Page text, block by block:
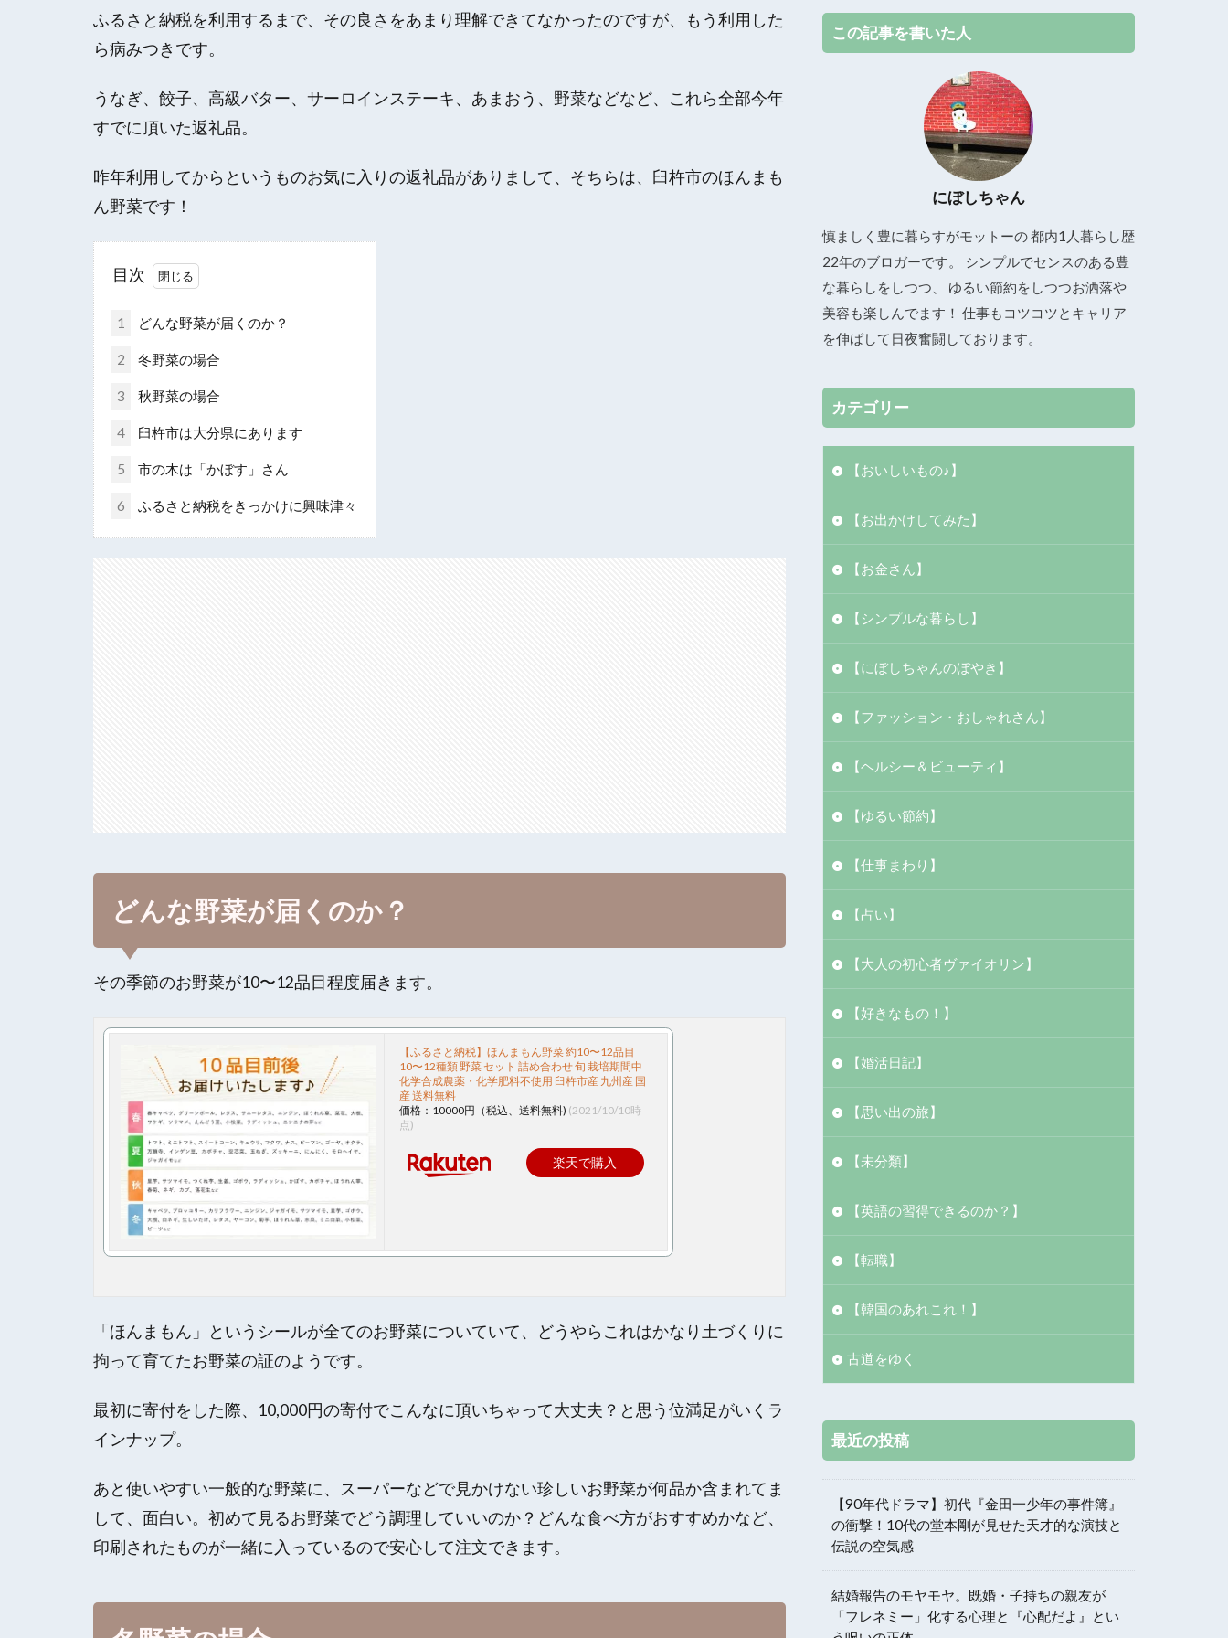
ふるさと納税を利用するまで、その良さをあまり理解できてなかったのですが、もう利用した
ら病みつきです。
うなぎ、餃子、高級バター、サーロインステーキ、あまおう、野菜などなど、これら全部今年
すでに頂いた返礼品。
昨年利用してからというものお気に入りの返礼品がありまして、そちらは、臼杵市のほんまも
ん野菜です！
目次
1 どんな野菜が届くのか？
2 冬野菜の場合
3 秋野菜の場合
4 臼杵市は大分県にあります
5 市の木は「かぼす」さん
6 ふるさと納税をきっかけに興味津々
どんな野菜が届くのか？
その季節のお野菜が10〜12品目程度届きます。
【ふるさと納税】ほんまもん野菜 約10〜12品目
10〜12種類 野菜 セット 詰め合わせ 旬 栽培期間中
化学合成農薬・化学肥料不使用 臼杵市産 九州産 国
産 送料無料
価格：10000円（税込、送料無料) (2021/10/10時
点)
楽天で購入
「ほんまもん」というシールが全てのお野菜についていて、どうやらこれはかなり土づくりに
拘って育てたお野菜の証のようです。
最初に寄付をした際、10,000円の寄付でこんなに頂いちゃって大丈夫？と思う位満足がいくラ
インナップ。
あと使いやすい一般的な野菜に、スーパーなどで見かけない珍しいお野菜が何品か含まれてま
して、面白い。初めて見るお野菜でどう調理していいのか？どんな食べ方がおすすめかなど、
印刷されたものが一緒に入っているので安心して注文できます。
この記事を書いた人
にぼしちゃん
慎ましく豊に暮らすがモットーの 都内1人暮らし歴
22年のブロガーです。 シンプルでセンスのある豊
な暮らしをしつつ、 ゆるい節約をしつつお洒落や
美容も楽しんでます！ 仕事もコツコツとキャリア
を伸ばして日夜奮闘しております。
カテゴリー
【おいしいもの♪】
【お出かけしてみた】
【お金さん】
【シンプルな暮らし】
【にぼしちゃんのぼやき】
【ファッション・おしゃれさん】
【ヘルシー＆ビューティ】
【ゆるい節約】
【仕事まわり】
【占い】
【大人の初心者ヴァイオリン】
【好きなもの！】
【婚活日記】
【思い出の旅】
【未分類】
【英語の習得できるのか？】
【転職】
【韓国のあれこれ！】
古道をゆく
最近の投稿
【90年代ドラマ】初代『金田一少年の事件簿』
の衝撃！10代の堂本剛が見せた天才的な演技と
伝説の空気感
結婚報告のモヤモヤ。既婚・子持ちの親友が
「フレネミー」化する心理と『心配だよ』とい